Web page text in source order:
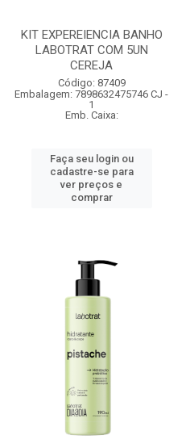
KIT EXPEREIENCIA BANHO
LABOTRAT COM 5UN
CEREJA
Código: 87409
Embalagem: 7898632475746 CJ -
1
Emb. Caixa:
Faça seu login ou
cadastre-se para
ver preços e
comprar